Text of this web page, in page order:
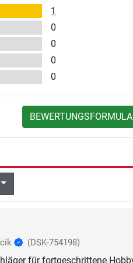
1
0
0
0
0
(DSK-754198)
für fortgeschrittene